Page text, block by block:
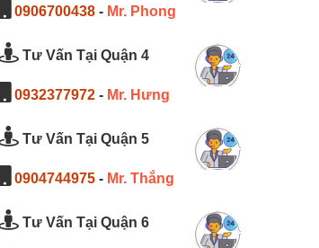
0906700438 - Mr. Phong
Tư Vấn Tại Quận 4
0932377972 - Mr. Hưng
Tư Vấn Tại Quận 5
0904744975 - Mr. Thắng
Tư Vấn Tại Quận 6